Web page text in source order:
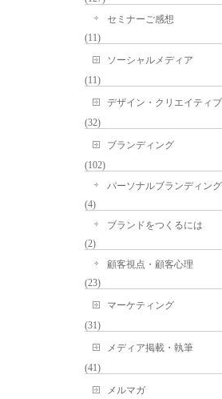
セミナーご感想
(11)
ソーシャルメディア
(11)
デザイン・クリエイティブ
(32)
ブランディング
(102)
パーソナルブランディング
(4)
ブランドをつくるには
(2)
顧客視点・顧客心理
(23)
マーケティング
(31)
メディア掲載・執筆
(41)
メルマガ